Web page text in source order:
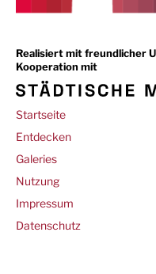
Realisiert mit freundlicher
Kooperation mit
Main
navigation
Startseite
Entdecken
Galeries
Footer
Nutzung
Impressum
Datenschutz